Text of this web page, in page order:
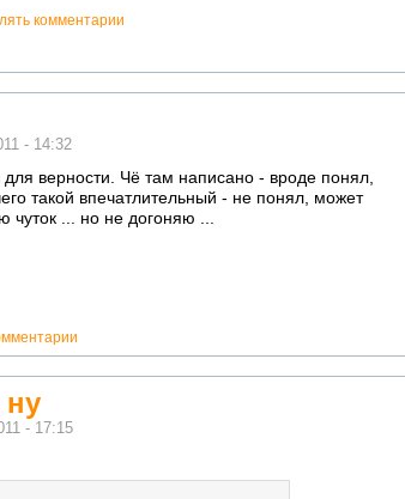
комментарии
- 14:32
верности. Чё там написано - вроде понял,
такой впечатлительный - не понял, может
чуток ... но не догоняю ...
ну
- 17:15